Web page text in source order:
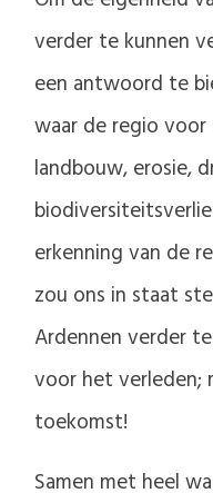
verder te kunnen
een antwoord te
waar de regio
landbouw, erosie,
erkenning van de
zou ons in staat
Ardennen verder
voor het verleden;
toekomst!
Samen met heel